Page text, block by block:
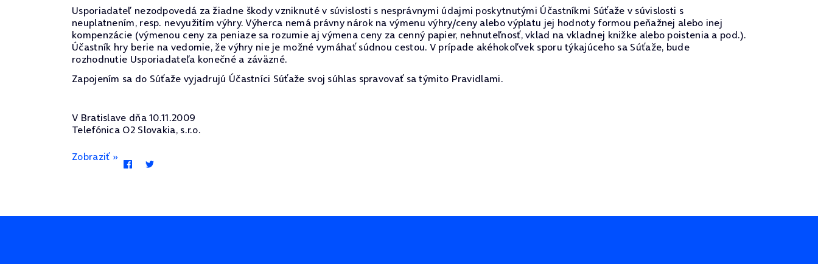
Usporiadateľ nezodpovedá za žiadne škody vzniknuté v súvislosti s nesprávnymi údajmi poskytnutými Účastníkmi Súťaže v súvislosti s
neuplatnením, resp. nevyužitím výhry. Výherca nemá právny nárok na výmenu výhry/ceny alebo výplatu jej hodnoty formou peňažnej alebo inej
kompenzácie (výmenou ceny za peniaze sa rozumie aj výmena ceny za cenný papier, nehnuteľnosť, vklad na vkladnej knižke alebo poistenia a pod.).
Účastník hry berie na vedomie, že výhry nie je možné vymáhať súdnou cestou. V prípade akéhokoľvek sporu týkajúceho sa Súťaže, bude
rozhodnutie Usporiadateľa konečné a záväzné.
Zapojením sa do Súťaže vyjadrujú Účastníci Súťaže svoj súhlas spravovať sa týmito Pravidlami.
V Bratislave dňa 10.11.2009
Telefónica O2 Slovakia, s.r.o.
Zobraziť »